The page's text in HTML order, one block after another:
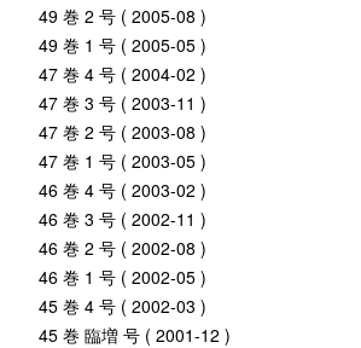
49 巻 2 号 ( 2005-08 )
49 巻 1 号 ( 2005-05 )
47 巻 4 号 ( 2004-02 )
47 巻 3 号 ( 2003-11 )
47 巻 2 号 ( 2003-08 )
47 巻 1 号 ( 2003-05 )
46 巻 4 号 ( 2003-02 )
46 巻 3 号 ( 2002-11 )
46 巻 2 号 ( 2002-08 )
46 巻 1 号 ( 2002-05 )
45 巻 4 号 ( 2002-03 )
45 巻 臨増 号 ( 2001-12 )